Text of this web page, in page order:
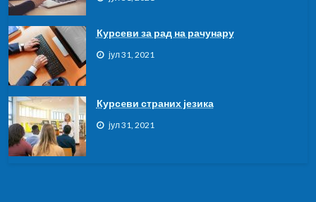
Курсеви за рад на рачунару
јул 31, 2021
Курсeви страних језика
јул 31, 2021